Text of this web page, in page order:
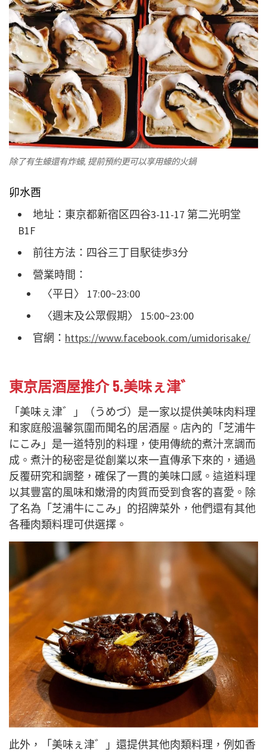
除了有生蠔還有炸蠔, 提前預約更可以享用蠔的火鍋
卯水酉
地址：東京都新宿区四谷3-11-17 第二光明堂
B1F
前往方法：四谷三丁目駅徒歩3分
營業時間：
〈平日〉 17:00~23:00
〈週末及公眾假期〉 15:00~23:00
官網： https://www.facebook.com/umidorisake/
東京居酒屋推介 5.美味ぇ津゛
「美味ぇ津゛」（うめづ）是一家以提供美味肉料理
和家庭般溫馨氛圍而聞名的居酒屋。店內的「芝浦牛
にこみ」是一道特別的料理，使用傳統的煮汁烹調而
成。煮汁的秘密是從創業以來一直傳承下來的，通過
反覆研究和調整，確保了一貫的美味口感。這道料理
以其豐富的風味和嫩滑的肉質而受到食客的喜愛。除
了名為「芝浦牛にこみ」的招牌菜外，他們還有其他
各種肉類料理可供選擇。
此外，「美味ぇ津゛」還提供其他肉類料理，例如香